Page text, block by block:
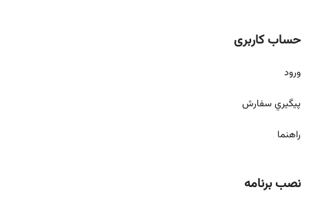
حساب کاربری
ورود
پيگيري سفارش
راهنما
نصب برنامه